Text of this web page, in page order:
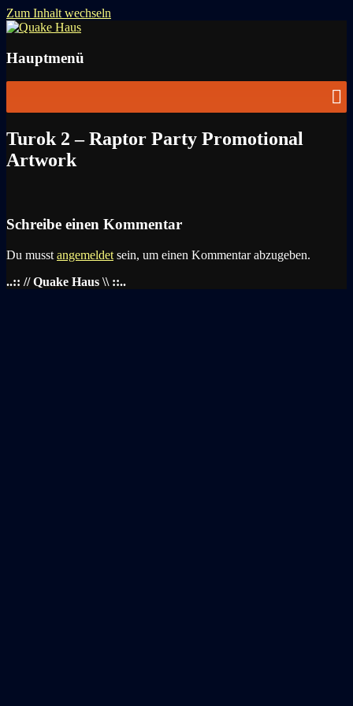
Zum Inhalt wechseln
Quake Haus
Hauptmenü
Turok 2 – Raptor Party Promotional
Artwork
Schreibe einen Kommentar
Du musst angemeldet sein, um einen Kommentar abzugeben.
..:: // Quake Haus \\ ::..